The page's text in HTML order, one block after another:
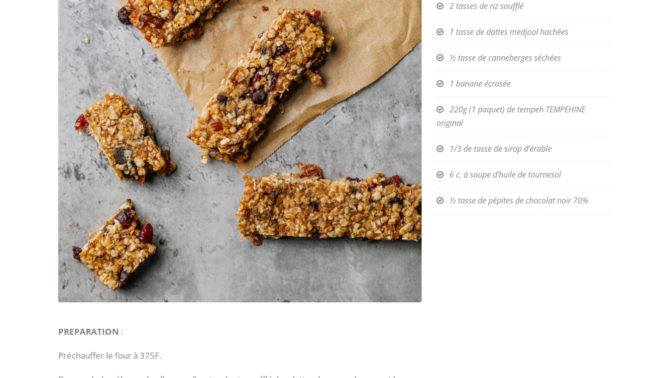
2 tasses de riz soufflé
1 tasse de dattes medjool hachées
½ tasse de canneberges séchées
1 banane écrasée
220g (1 paquet) de tempeh TEMPEHINE
original
1/3 de tasse de sirop d’érable
6 c. à soupe d’huile de tournesol
½ tasse de pépites de chocolat noir 70%
PREPARATION :
Préchauffer le four à 375F.